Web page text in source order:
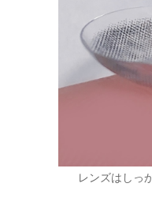
レンズはしっ